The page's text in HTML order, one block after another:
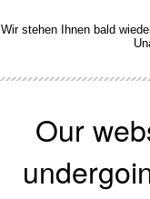
Wir stehen Ihnen bald
Our